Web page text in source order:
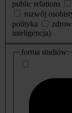
public relations
rozwój
polityka
inteligencja)
dodatkowe
informacje
forma studiów: